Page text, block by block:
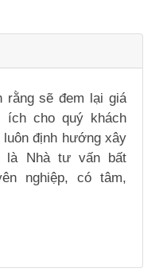
rằng sẽ đem lại giá
cho quý khách
luôn định hướng xây
là Nhà tư vấn bất
nghiệp, có tâm,